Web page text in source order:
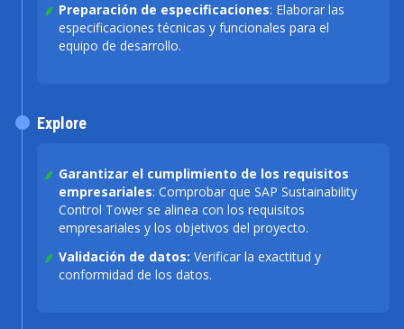
Preparación de especificaciones: Elaborar las
especificaciones técnicas y funcionales para el
equipo de desarrollo.
Garantizar el cumplimiento de los requisitos
empresariales: Comprobar que SAP Sustainability
Control Tower se alinea con los requisitos
empresariales y los objetivos del proyecto.
Validación de datos: Verificar la exactitud y
conformidad de los datos.
Explore